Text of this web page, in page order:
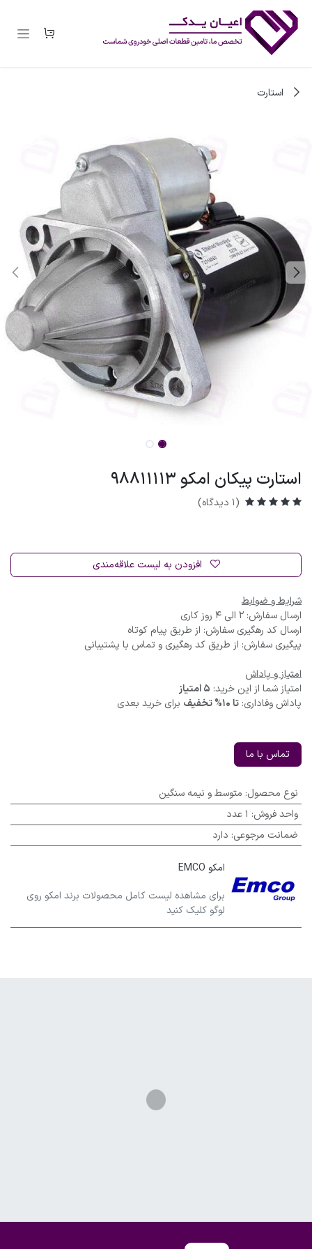
استارت
استارت پیکان امکو 98811113
(1 دیدگاه)
افزودن به لیست علاقه‌مندی
شرایط و ضوابط
ارسال سفارش: 2 الی 4 روز کاری
ارسال کد رهگیری سفارش: از طریق پیام کوتاه
پیگیری سفارش: از طریق کد رهگیری و تماس با پشتیبانی
امتیاز و پاداش
امتیاز شما از این خرید: 5 امتیاز
پاداش وفاداری: تا 10% تخفیف برای خرید بعدی
تماس با ما
نوع محصول: متوسط و نیمه سنگین
واحد فروش: 1 عدد
ضمانت مرجوعی: دارد
امکو EMCO
برای مشاهده لیست کامل محصولات برند امکو روی
لوگو کلیک کنید